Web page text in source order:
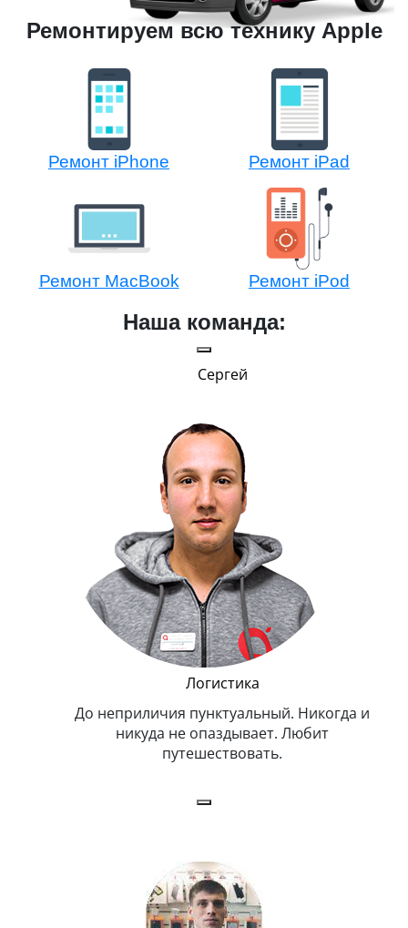
Ремонтируем всю технику Apple
Ремонт iPhone Ремонт iPad
Ремонт MacBook Ремонт iPod
Наша команда:
Сергей
Логистика
До неприличия пунктуальный. Никогда и
никуда не опаздывает. Любит
путешествовать.